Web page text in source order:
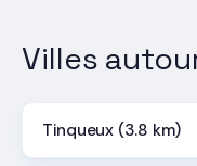
Villes
Tinqueux (3.8 km)